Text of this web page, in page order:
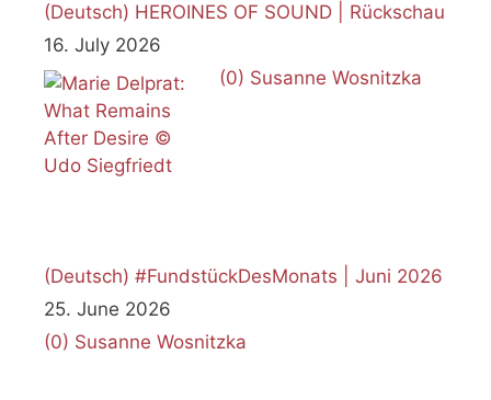
(Deutsch) HEROINES OF SOUND | Rückschau
16. July 2026
(0) Susanne Wosnitzka
(Deutsch) #FundstückDesMonats | Juni 2026
25. June 2026
(0) Susanne Wosnitzka